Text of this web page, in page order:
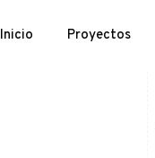
Inicio Proyectos